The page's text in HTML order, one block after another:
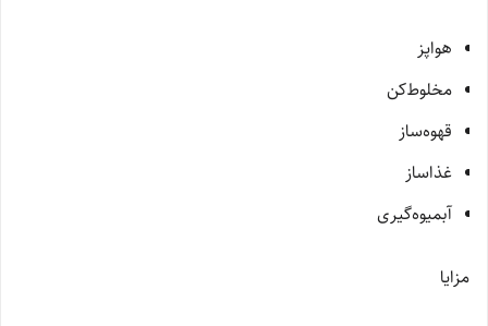
هواپز
مخلوط‌کن
قهوه‌ساز
غذاساز
آبمیوه‌گیری
مزایا